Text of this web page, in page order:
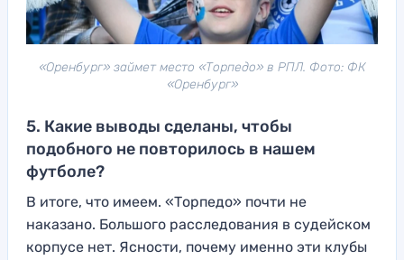
«Оренбург» займет место «Торпедо» в РПЛ. Фото: ФК
«Оренбург»
5. Какие выводы сделаны, чтобы
подобного не повторилось в нашем
футболе?
В итоге, что имеем. «Торпедо» почти не
наказано. Большого расследования в судейском
корпусе нет. Ясности, почему именно эти клубы